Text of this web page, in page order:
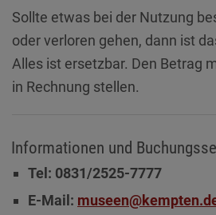
Sollte etwas bei der Nutzung
oder verloren gehen, dann ist
Alles ist ersetzbar. Den Betrag
in Rechnung stellen.
Informationen und
Tel: 0831/2525-7777
E-Mail: